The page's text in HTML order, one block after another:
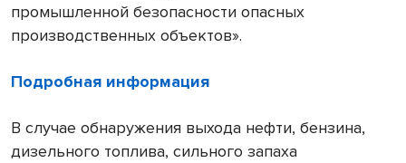
промышленной безопасности опасных
производственных объектов».
Подробная информация
В случае обнаружения выхода нефти, бензина,
дизельного топлива, сильного запаха